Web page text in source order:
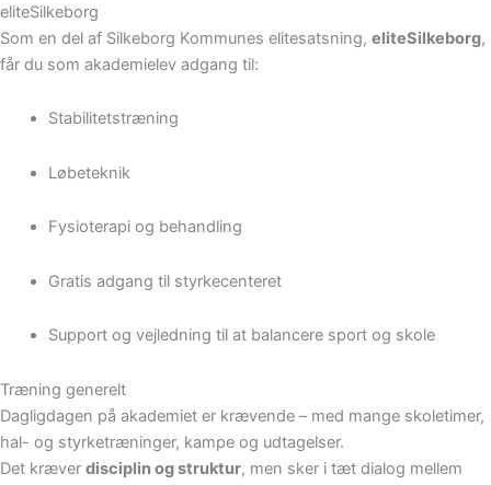
eliteSilkeborg
Som en del af Silkeborg Kommunes elitesatsning, eliteSilkeborg,
får du som akademielev adgang til:
Stabilitetstræning
Løbeteknik
Fysioterapi og behandling
Gratis adgang til styrkecenteret
Support og vejledning til at balancere sport og skole
Træning generelt
Dagligdagen på akademiet er krævende – med mange skoletimer,
hal- og styrketræninger, kampe og udtagelser.
Det kræver disciplin og struktur, men sker i tæt dialog mellem